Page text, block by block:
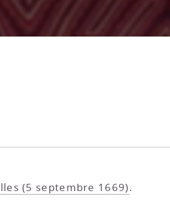
(5 septembre 1669).